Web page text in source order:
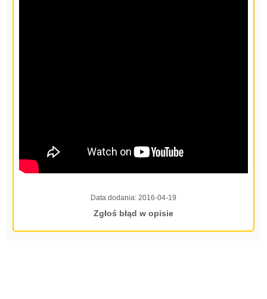
Data dodania: 2016-04-19
Zgłoś błąd w opisie